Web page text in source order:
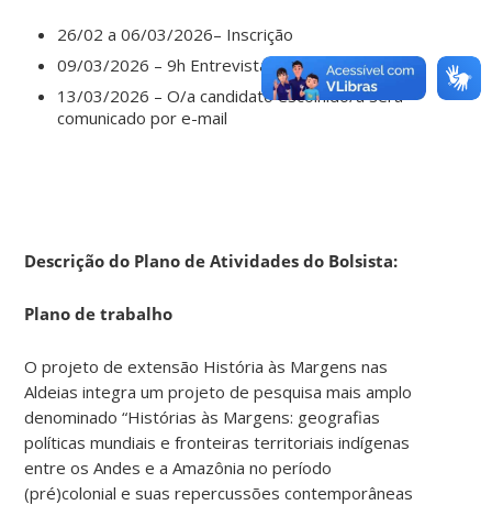
26/02 a 06/03/2026– Inscrição
09/03/2026 – 9h Entrevista no LABHIN
13/03/2026 – O/a candidato escolhido/a será
comunicado por e-mail
Descrição do Plano de Atividades do Bolsista:
Plano de trabalho
O projeto de extensão História às Margens nas
Aldeias integra um projeto de pesquisa mais amplo
denominado “Histórias às Margens: geografias
políticas mundiais e fronteiras territoriais indígenas
entre os Andes e a Amazônia no período
(pré)colonial e suas repercussões contemporâneas